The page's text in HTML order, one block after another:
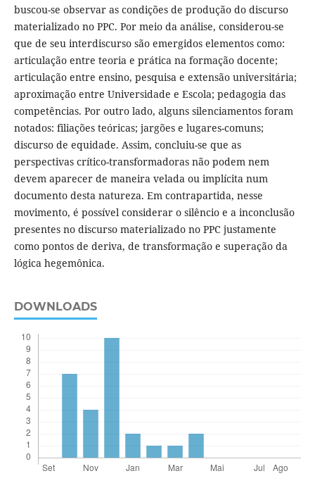
buscou-se observar as condições de produção do discurso
materializado no PPC. Por meio da análise, considerou-se
que de seu interdiscurso são emergidos elementos como:
articulação entre teoria e prática na formação docente;
articulação entre ensino, pesquisa e extensão universitária;
aproximação entre Universidade e Escola; pedagogia das
competências. Por outro lado, alguns silenciamentos foram
notados: filiações teóricas; jargões e lugares-comuns;
discurso de equidade. Assim, concluiu-se que as
perspectivas crítico-transformadoras não podem nem
devem aparecer de maneira velada ou implícita num
documento desta natureza. Em contrapartida, nesse
movimento, é possível considerar o silêncio e a inconclusão
presentes no discurso materializado no PPC justamente
como pontos de deriva, de transformação e superação da
lógica hegemônica.
DOWNLOADS